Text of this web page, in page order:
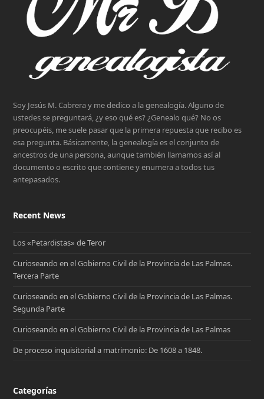
Soy Jesús M. Cabrera y me dedico a la genealogía. Alguno de
ustedes se preguntará, ¿y eso qué es? ¿Genealo qué? No os
preocupéis, me suele pasar que la primera repuesta que recibo es
esa pregunta. Básicamente, la genealogía es el conjunto de
ancestros de una persona, aunque también llamamos así al
documento o escrito que contiene y enumera a todos tus
antepasados.
Recent News
Los «Petardistas» de Teror
Curioseando en el Gobierno Civil de la Provincia de Las Palmas.
Tercera Parte
Curioseando en el Gobierno Civil de la Provincia de Las Palmas.
Segunda Parte
Curioseando en el Gobierno Civil de la Provincia de Las Palmas
De proceso inquisitorial a matrimonio: De 1608 a 1848.
Categorías